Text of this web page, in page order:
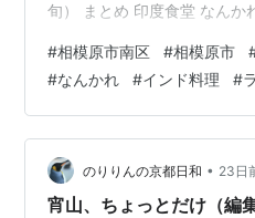
旬） まとめ 印度食堂 なんか
的なカレーやインド料理が楽
ちらのなんかれさんは2000
ナンとカレーのお店が少な
てこちらで営業していて、
す。 アクセス 公共交通機関
#相模原市南区 #相模原市
#なんかれ #インド料理 #
のりりんの京都日和 • 23日
宵山、ちょっとだけ（編